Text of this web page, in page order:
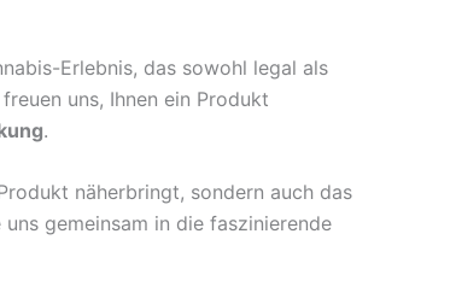
Erlebnis, das sowohl legal als
uns, Ihnen ein Produkt
.
näherbringt, sondern auch das
gemeinsam in die faszinierende